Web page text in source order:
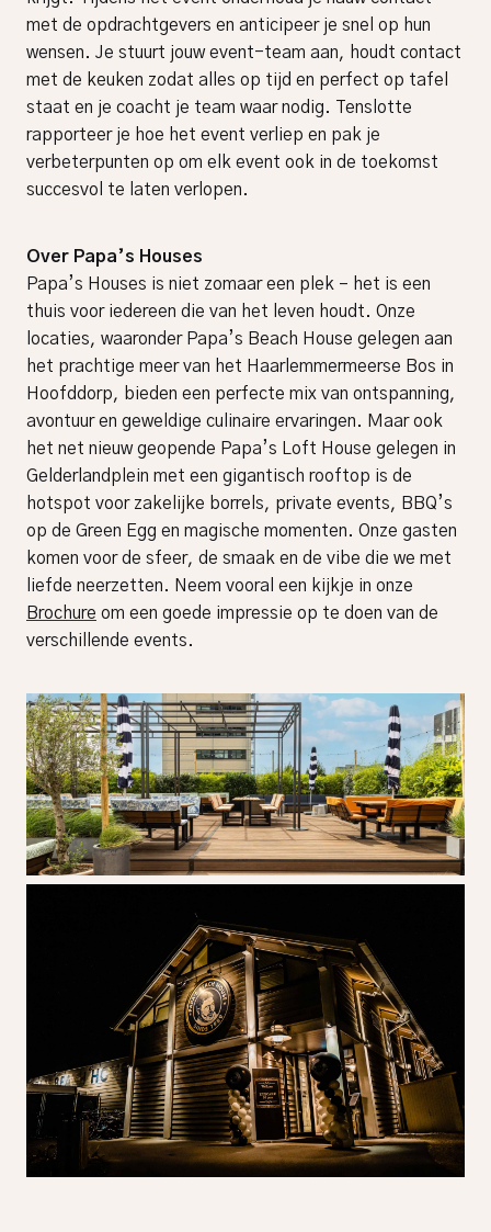
met de opdrachtgevers en anticipeer je snel op hun
wensen. Je stuurt jouw event-team aan, houdt contact
met de keuken zodat alles op tijd en perfect op tafel
staat en je coacht je team waar nodig. Tenslotte
rapporteer je hoe het event verliep en pak je
verbeterpunten op om elk event ook in de toekomst
succesvol te laten verlopen.
Over Papa’s Houses
Papa’s Houses is niet zomaar een plek – het is een
thuis voor iedereen die van het leven houdt. Onze
locaties, waaronder Papa’s Beach House gelegen aan
het prachtige meer van het Haarlemmermeerse Bos in
Hoofddorp, bieden een perfecte mix van ontspanning,
avontuur en geweldige culinaire ervaringen. Maar ook
het net nieuw geopende Papa’s Loft House gelegen in
Gelderlandplein met een gigantisch rooftop is de
hotspot voor zakelijke borrels, private events, BBQ’s
op de Green Egg en magische momenten. Onze gasten
komen voor de sfeer, de smaak en de vibe die we met
liefde neerzetten. Neem vooral een kijkje in onze
Brochure om een goede impressie op te doen van de
verschillende events.